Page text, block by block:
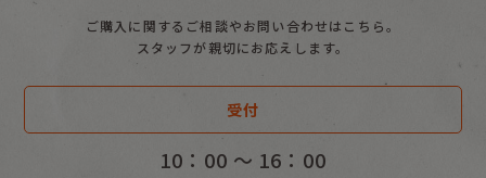
ご購入に関するご相談やお問い合わせはこちら。
スタッフが親切にお応えします。
受付
10：00 〜 16：00